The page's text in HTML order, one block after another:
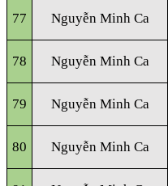
77 Nguyễn Minh Ca
78 Nguyễn Minh Ca
79 Nguyễn Minh Ca
80 Nguyễn Minh Ca